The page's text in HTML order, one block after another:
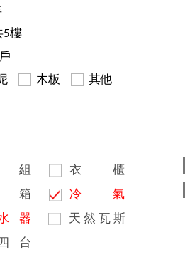
5樓
木板 其他
組
箱
器
四 台
衣
櫃
冷
氣
天 然 瓦 斯